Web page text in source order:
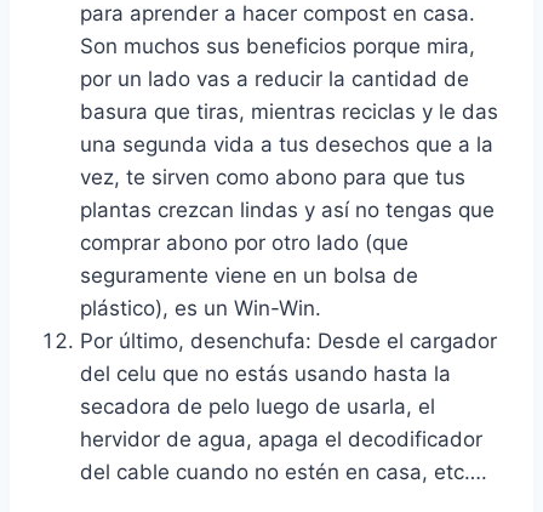
para aprender a hacer compost en casa.
Son muchos sus beneficios porque mira,
por un lado vas a reducir la cantidad de
basura que tiras, mientras reciclas y le das
una segunda vida a tus desechos que a la
vez, te sirven como abono para que tus
plantas crezcan lindas y así no tengas que
comprar abono por otro lado (que
seguramente viene en un bolsa de
plástico), es un Win-Win.
Por último, desenchufa: Desde el cargador
del celu que no estás usando hasta la
secadora de pelo luego de usarla, el
hervidor de agua, apaga el decodificador
del cable cuando no estén en casa, etc….